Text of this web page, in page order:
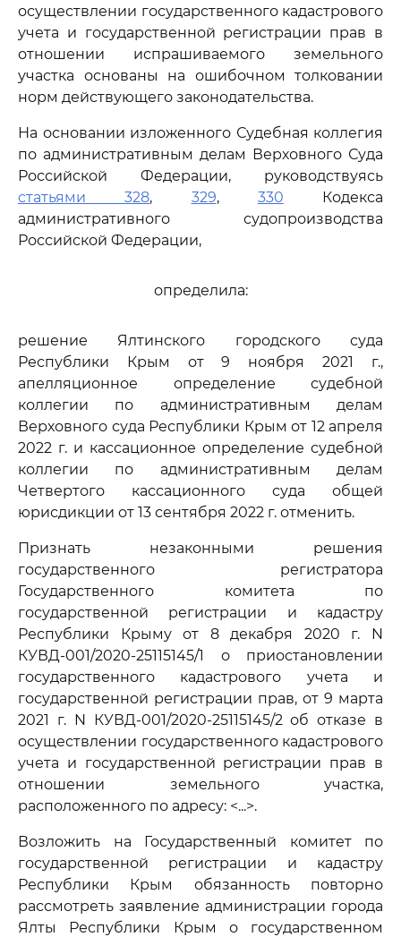
осуществлении государственного кадастрового
учета и государственной регистрации прав в
отношении испрашиваемого земельного
участка основаны на ошибочном толковании
норм действующего законодательства.
На основании изложенного Судебная коллегия
по административным делам Верховного Суда
Российской Федерации, руководствуясь
статьями 328, 329, 330 Кодекса
административного судопроизводства
Российской Федерации,
определила:
решение Ялтинского городского суда
Республики Крым от 9 ноября 2021 г.,
апелляционное определение судебной
коллегии по административным делам
Верховного суда Республики Крым от 12 апреля
2022 г. и кассационное определение судебной
коллегии по административным делам
Четвертого кассационного суда общей
юрисдикции от 13 сентября 2022 г. отменить.
Признать незаконными решения
государственного регистратора
Государственного комитета по
государственной регистрации и кадастру
Республики Крыму от 8 декабря 2020 г. N
КУВД-001/2020-25115145/1 о приостановлении
государственного кадастрового учета и
государственной регистрации прав, от 9 марта
2021 г. N КУВД-001/2020-25115145/2 об отказе в
осуществлении государственного кадастрового
учета и государственной регистрации прав в
отношении земельного участка,
расположенного по адресу: <...>.
Возложить на Государственный комитет по
государственной регистрации и кадастру
Республики Крым обязанность повторно
рассмотреть заявление администрации города
Ялты Республики Крым о государственном